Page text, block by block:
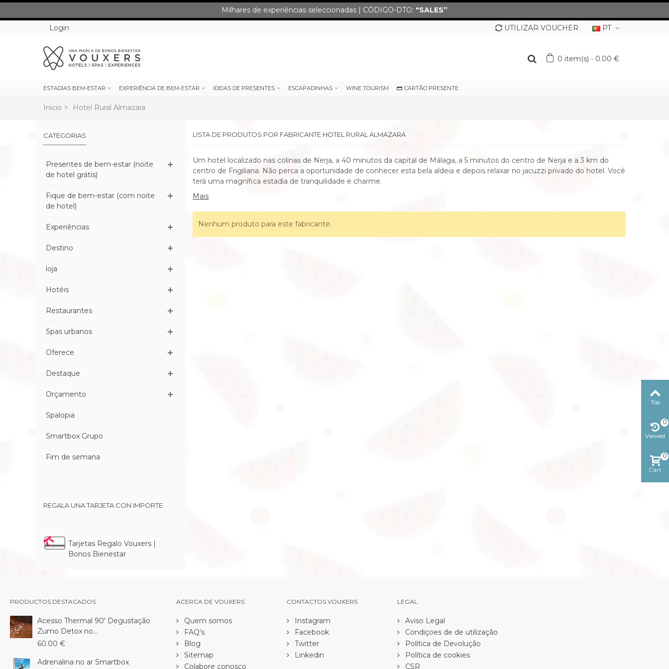
Milhares de experiências seleccionadas | CÓDIGO-DTO: "SALES”
Login
PT
UTILIZAR VOUCHER
0 item(s) - 0.00 €
ESTADIAS BEM-ESTAR EXPERIÊNCIA DE BEM-ESTAR IDEIAS DE PRESENTES ESCAPADINHAS WINE TOURISM CARTÃO PRESENTE
Inicio > Hotel Rural Almazara
CATEGORIAS
Presentes de bem-estar (noite
de hotel grátis)
Fique de bem-estar (com noite
de hotel)
Experiências
Destino
loja
Hotéis
Restaurantes
Spas urbanos
Oferece
Destaque
Orçamento
Spalopia
Smartbox Grupo
Fim de semana
REGALA UNA TARJETA CON IMPORTE
Tarjetas Regalo Vouxers |
Bonos Bienestar
LISTA DE PRODUTOS POR FABRICANTE HOTEL RURAL ALMAZARA
Um hotel localizado nas colinas de Nerja, a 40 minutos da capital de Málaga, a 5 minutos do centro de Nerja e a 3 km do
centro de Frigiliana. Não perca a oportunidade de conhecer esta bela aldeia e depois relaxar no jacuzzi privado do hotel. Você
terá uma magnífica estadia de tranquilidade e charme.
Mais
Nenhum produto para este fabricante.
PRODUCTOS DESTACADOS
Acesso Thermal 90' Degustação
Zumo Detox no...
60.00 €
Adrenalina no ar Smartbox
ACERCA DE VOUXERS
Quem somos
FAQ's
Blog
Sitemap
Colabore conosco
CONTACTOS VOUXERS
Instagram
Facebook
Twitter
Linkedin
LEGAL
Aviso Legal
Condiçoes de de utilização
Política de Devolução
Política de cookies
CSR
Top
Viewed
0
Cart
0